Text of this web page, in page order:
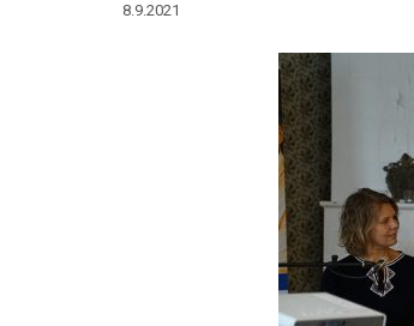
8.9.2021